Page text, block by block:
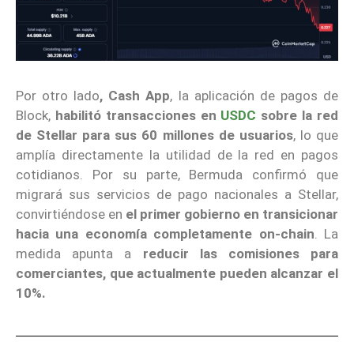
Por otro lado, Cash App, la aplicación de pagos de
Block, habilitó transacciones en USDC sobre la red
de Stellar para sus 60 millones de usuarios, lo que
amplía directamente la utilidad de la red en pagos
cotidianos. Por su parte, Bermuda confirmó que
migrará sus servicios de pago nacionales a Stellar,
convirtiéndose en el primer gobierno en transicionar
hacia una economía completamente on-chain. La
medida apunta a reducir las comisiones para
comerciantes, que actualmente pueden alcanzar el
10%.